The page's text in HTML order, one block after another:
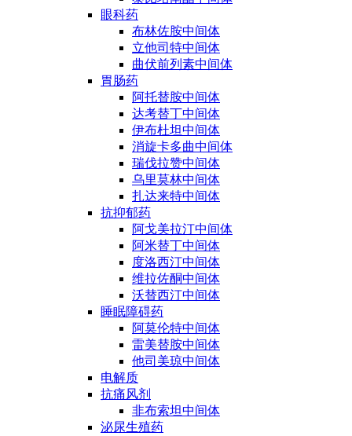
眼科药
布林佐胺中间体
立他司特中间体
曲伏前列素中间体
胃肠药
阿托替胺中间体
达考替丁中间体
伊布杜坦中间体
消旋卡多曲中间体
瑞伐拉赞中间体
乌里莫林中间体
扎达来特中间体
抗抑郁药
阿戈美拉汀中间体
阿米替丁中间体
度洛西汀中间体
维拉佐酮中间体
沃替西汀中间体
睡眠障碍药
阿莫伦特中间体
雷美替胺中间体
他司美琼中间体
电解质
抗痛风剂
非布索坦中间体
泌尿生殖药